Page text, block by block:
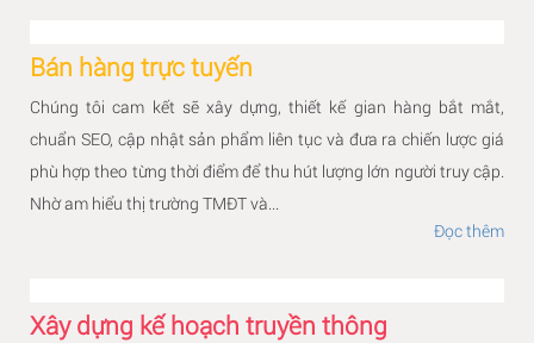
Bán hàng trực tuyến
Chúng tôi cam kết sẽ xây dựng, thiết kế gian hàng bắt mắt,
chuẩn SEO, cập nhật sản phẩm liên tục và đưa ra chiến lược giá
phù hợp theo từng thời điểm để thu hút lượng lớn người truy cập.
Nhờ am hiểu thị trường TMĐT và...
Đọc thêm
Xây dựng kế hoạch truyền thông